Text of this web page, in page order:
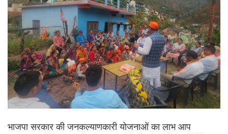
भाजपा सरकार की जनकल्याणकारी योजनाओं का लाभ आप